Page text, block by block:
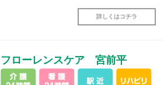
詳しくはコチラ
フローレンスケア 宮前平